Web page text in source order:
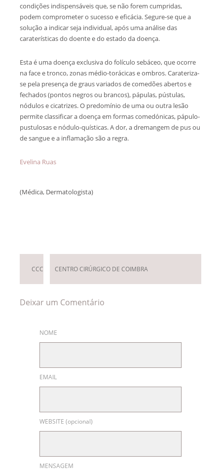
condições indispensáveis que, se não forem cumpridas,
podem comprometer o sucesso e eficácia. Segure-se que a
solução a indicar seja individual, após uma análise das
caraterísticas do doente e do estado da doença.
Esta é uma doença exclusiva do folículo sebáceo, que ocorre
na face e tronco, zonas médio-torácicas e ombros. Carateriza-
se pela presença de graus variados de comedões abertos e
fechados (pontos negros ou brancos), pápulas, pústulas,
nódulos e cicatrizes. O predomínio de uma ou outra lesão
permite classificar a doença em formas comedónicas, pápulo-
pustulosas e nódulo-quísticas. A dor, a dremangem de pus ou
de sangue e a inflamação são a regra.
Evelina Ruas
(Médica, Dermatologista)
CCC CENTRO CIRÚRGICO DE COIMBRA
Deixar um Comentário
NOME
EMAIL
WEBSITE (opcional)
MENSAGEM